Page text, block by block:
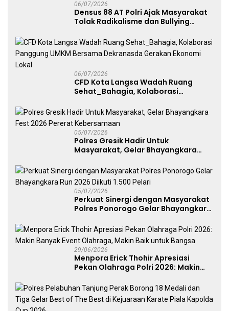
06/07/2026
Densus 88 AT Polri Ajak Masyarakat
Tolak Radikalisme dan Bullying
Free Day Makassar
06/07/2026
CFD Kota Langsa Wadah Ruang
Sehat_Bahagia, Kolaborasi
Dekranasda Gerakan Ekonomi Lokal
05/07/2026
Polres Gresik Hadir Untuk
Masyarakat, Gelar Bhayangkara
05/07/2026
Perkuat Sinergi dengan Masyarakat
Polres Ponorogo Gelar Bhayangkara
29/06/2026
Menpora Erick Thohir Apresiasi
Pekan Olahraga Polri 2026: Makin
untuk Bangsa